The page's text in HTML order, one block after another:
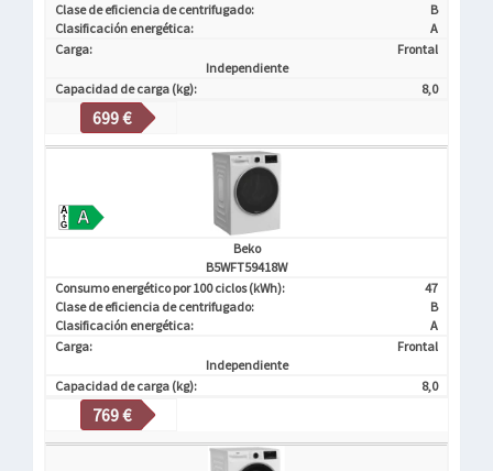
Clase de eficiencia de centrifugado:
B
Clasificación energética:
A
Carga:
Frontal
Independiente
Capacidad de carga (kg):
8,0
699 €
Beko
B5WFT59418W
Consumo energético por 100 ciclos (kWh):
47
Clase de eficiencia de centrifugado:
B
Clasificación energética:
A
Carga:
Frontal
Independiente
Capacidad de carga (kg):
8,0
769 €